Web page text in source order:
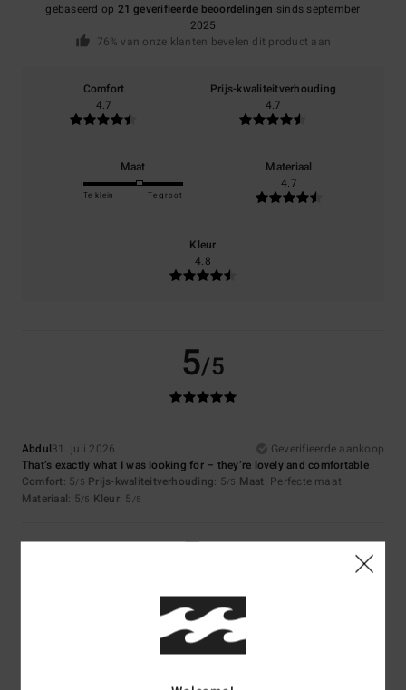
gebaseerd op 21 geverifieerde beoordelingen sinds september
2025
76% van onze klanten bevelen dit product aan
Comfort
4.7
Prijs-kwaliteitverhouding
4.7
Maat
Te klein Te groot
Materiaal
4.7
Kleur
4.8
5/5
Abdul31. juli 2026
Geverifieerde aankoop
That’s exactly what I was looking for – they’re lovely and comfortable
Comfort: 5/5 Prijs-kwaliteitverhouding: 5/5 Maat: Perfecte maat
Materiaal: 5/5 Kleur: 5 /5
5
Really comfortable, lovely pattern